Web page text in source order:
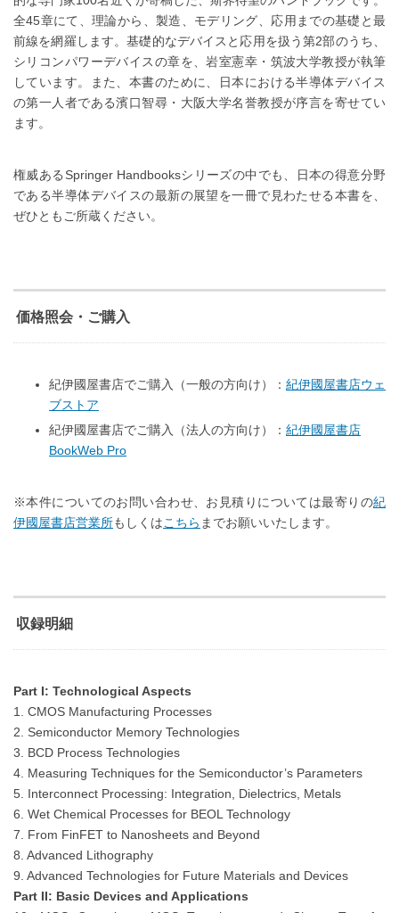
全45章にて、理論から、製造、モデリング、応用までの基礎と最
前線を網羅します。基礎的なデバイスと応用を扱う第2部のうち、
シリコンパワーデバイスの章を、岩室憲幸・筑波大学教授が執筆
しています。また、本書のために、日本における半導体デバイス
の第一人者である濱口智尋・大阪大学名誉教授が序言を寄せてい
ます。
権威あるSpringer Handbooksシリーズの中でも、日本の得意分野
である半導体デバイスの最新の展望を一冊で見わたせる本書を、
ぜひともご所蔵ください。
価格照会・ご購入
紀伊國屋書店でご購入（一般の方向け）： 紀伊國屋書店ウェ
ブストア
紀伊國屋書店でご購入（法人の方向け）： 紀伊國屋書店
BookWeb Pro
※本件についてのお問い合わせ、お見積りについては最寄りの紀
伊國屋書店営業所もしくはこちら までお願いいたします。
収録明細
Part I: Technological Aspects
1. CMOS Manufacturing Processes
2. Semiconductor Memory Technologies
3. BCD Process Technologies
4. Measuring Techniques for the Semiconductor’s Parameters
5. Interconnect Processing: Integration, Dielectrics, Metals
6. Wet Chemical Processes for BEOL Technology
7. From FinFET to Nanosheets and Beyond
8. Advanced Lithography
9. Advanced Technologies for Future Materials and Devices
Part II: Basic Devices and Applications